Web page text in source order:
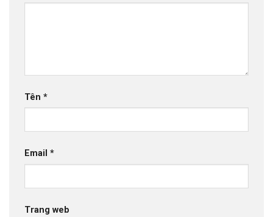
Tên *
Email *
Trang web